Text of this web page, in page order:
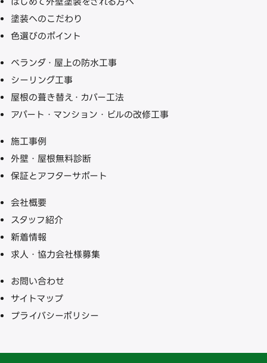
塗装へのこだわり
色選びのポイント
ベランダ・屋上の防水工事
シーリング工事
屋根の葺き替え・カバー工法
アパート・マンション・ビルの改修工事
施工事例
外壁・屋根無料診断
保証とアフターサポート
会社概要
スタッフ紹介
新着情報
求人・協力会社様募集
お問い合わせ
サイトマップ
プライバシーポリシー